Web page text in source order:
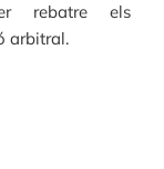
rebatre els
arbitral.